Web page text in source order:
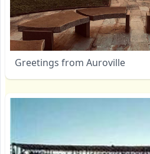
Greetings from Auroville